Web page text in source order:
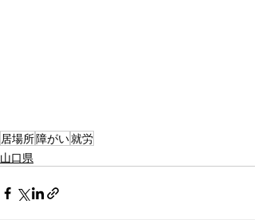
居場所障がい就労
山口県